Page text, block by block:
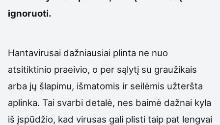
ignoruoti.
Hantavirusai dažniausiai plinta ne nuo
atsitiktinio praeivio, o per sąlytį su graužikais
arba jų šlapimu, išmatomis ir seilėmis užteršta
aplinka. Tai svarbi detalė, nes baimė dažnai kyla
iš įspūdžio, kad virusas gali plisti taip pat lengvai